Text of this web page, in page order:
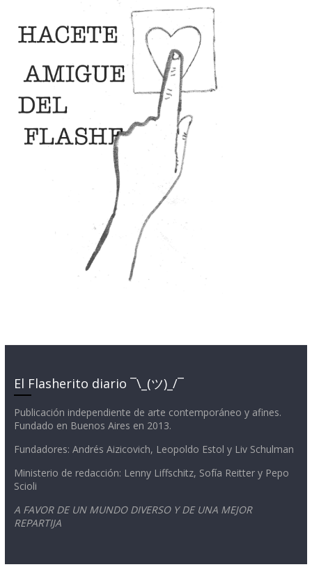
El Flasherito diario ¯\_(ツ)_/¯
Publicación independiente de arte contemporáneo y afines.
Fundado en Buenos Aires en 2013.
Fundadores: Andrés Aizicovich, Leopoldo Estol y Liv Schulman
Ministerio de redacción: Lenny Liffschitz, Sofía Reitter y Pepo
Scioli
A FAVOR DE UN MUNDO DIVERSO Y DE UNA MEJOR
REPARTIJA